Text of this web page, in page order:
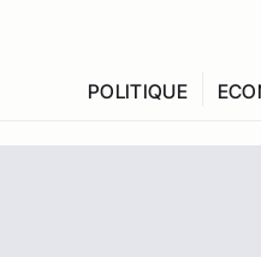
POLITIQUE